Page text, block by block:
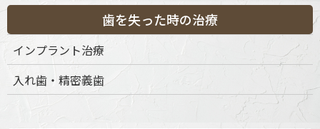
将来の抜歯や外科的処置の回避を目指します。咬合誘導や
マウスピース型矯正装置など、成長を利用した負担の少な
い治療法を提案しています。歯並びだけでなく、口呼吸や
舌の位置、姿勢など、全身との関係を意識したアプローチ
を行い、お子さまの将来の健康に繋げていきます。
一方、成人の方に対しては、ライフスタイルや審美的なご
希望を踏まえた治療を重視しています。目立ちにくい矯正
歯を失った時の治療
インプラント治療
入れ歯・精密義歯